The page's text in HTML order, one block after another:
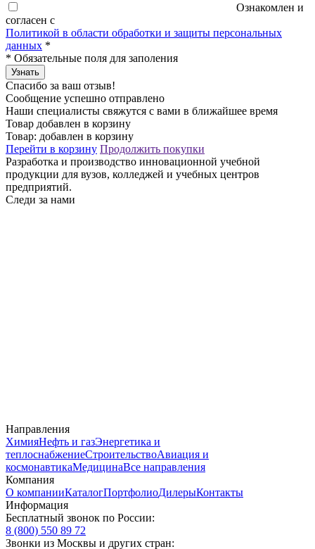
Ознакомлен и
согласен с
Политикой в области обработки и защиты персональных
данных *
* Обязательные поля для заполения
Узнать
Спасибо за ваш отзыв!
Сообщение успешно отправлено
Наши специалисты свяжутся с вами в ближайшее время
Товар добавлен в корзину
Товар: добавлен в корзину
Перейти в корзину Продолжить покупки
Разработка и производство инновационной учебной
продукции для вузов, колледжей и учебных центров
предприятий.
Следи за нами
Направления
ХимияНефть и газЭнергетика и
теплоснабжениеСтроительствоАвиация и
космонавтикаМедицинаВсе направления
Компания
О компанииКаталогПортфолиоДилерыКонтакты
Информация
Бесплатный звонок по России:
8 (800) 550 89 72
Звонки из Москвы и других стран: